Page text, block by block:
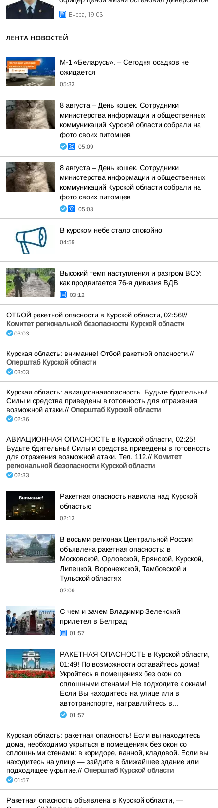
Вчера, 19:03
ЛЕНТА НОВОСТЕЙ
М-1 «Беларусь». – Сегодня осадков не
ожидается
05:33
8 августа – День кошек. Сотрудники
министерства информации и общественных
коммуникаций Курской области собрали на
фото своих питомцев
05:09
8 августа – День кошек. Сотрудники
министерства информации и общественных
коммуникаций Курской области собрали на
фото своих питомцев
05:03
В курском небе стало спокойно
04:59
Высокий темп наступления и разгром ВСУ:
как продвигается 76-я дивизия ВДВ
03:12
ОТБОЙ ракетной опасности в Курской области, 02:56!//
Комитет региональной безопасности Курской области
03:03
Курская область: внимание! Отбой ракетной опасности.//
Оперштаб Курской области
03:03
Курская область: авиационнаяопасность. Будьте бдительны!
Силы и средства приведены в готовность для отражения
возможной атаки.// Оперштаб Курской области
02:36
АВИАЦИОННАЯ ОПАСНОСТЬ в Курской области, 02:25!
Будьте бдительны! Силы и средства приведены в готовность
для отражения возможной атаки. Тел. 112.// Комитет
региональной безопасности Курской области
02:33
Ракетная опасность нависла над Курской
областью
02:13
В восьми регионах Центральной России
объявлена ракетная опасность: в
Московской, Орловской, Брянской, Курской,
Липецкой, Воронежской, Тамбовской и
Тульской областях
02:09
С чем и зачем Владимир Зеленский
прилетел в Белград
01:57
РАКЕТНАЯ ОПАСНОСТЬ в Курской области,
01:49! По возможности оставайтесь дома!
Укройтесь в помещениях без окон со
сплошными стенами! Не подходите к окнам!
Если Вы находитесь на улице или в
автотранспорте, направляйтесь в...
01:57
Курская область: ракетная опасность! Если вы находитесь
дома, необходимо укрыться в помещениях без окон со
сплошными стенами: в коридоре, ванной, кладовой. Если вы
находитесь на улице — зайдите в ближайшее здание или
подходящее укрытие.// Оперштаб Курской области
01:57
Ракетная опасность объявлена в Курской области, —